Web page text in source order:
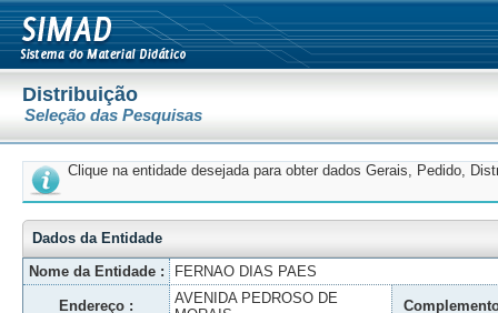
Distribuição
Seleção das Pesquisas
Clique na entidade desejada para obter dados Gerais, Pedido,
Dados da Entidade
Nome da Entidade :
FERNAO DIAS PAES
Endereço :
AVENIDA PEDROSO DE